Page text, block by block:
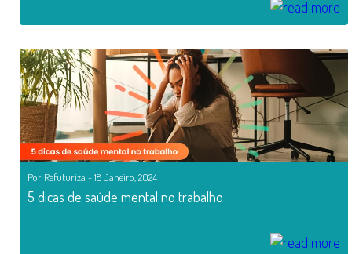
Por Refuturiza - 18 Janeiro, 2024
5 dicas de saúde mental no trabalho